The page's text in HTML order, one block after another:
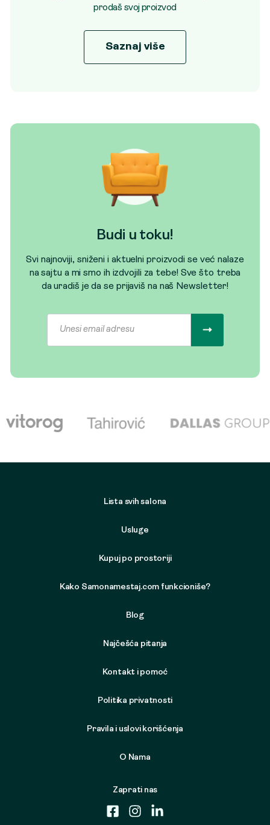
prodaš svoj proizvod
Saznaj više
Budi u toku!
Svi najnoviji, sniženi i aktuelni proizvodi se već nalaze
na sajtu a mi smo ih izdvojili za tebe! Sve što treba
da uradiš je da se prijaviš na naš Newsletter!
Lista svih salona
Usluge
Kupuj po prostoriji
Kako Samonamestaj.com funkcioniše?
Blog
Najčešća pitanja
Kontakt i pomoć
Politika privatnosti
Pravila i uslovi korišćenja
O Nama
Zaprati nas